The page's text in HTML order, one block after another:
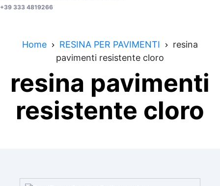
+39 333 4819266
Home RESINA PER PAVIMENTI
resina
pavimenti resistente cloro
resina pavimenti
resistente cloro